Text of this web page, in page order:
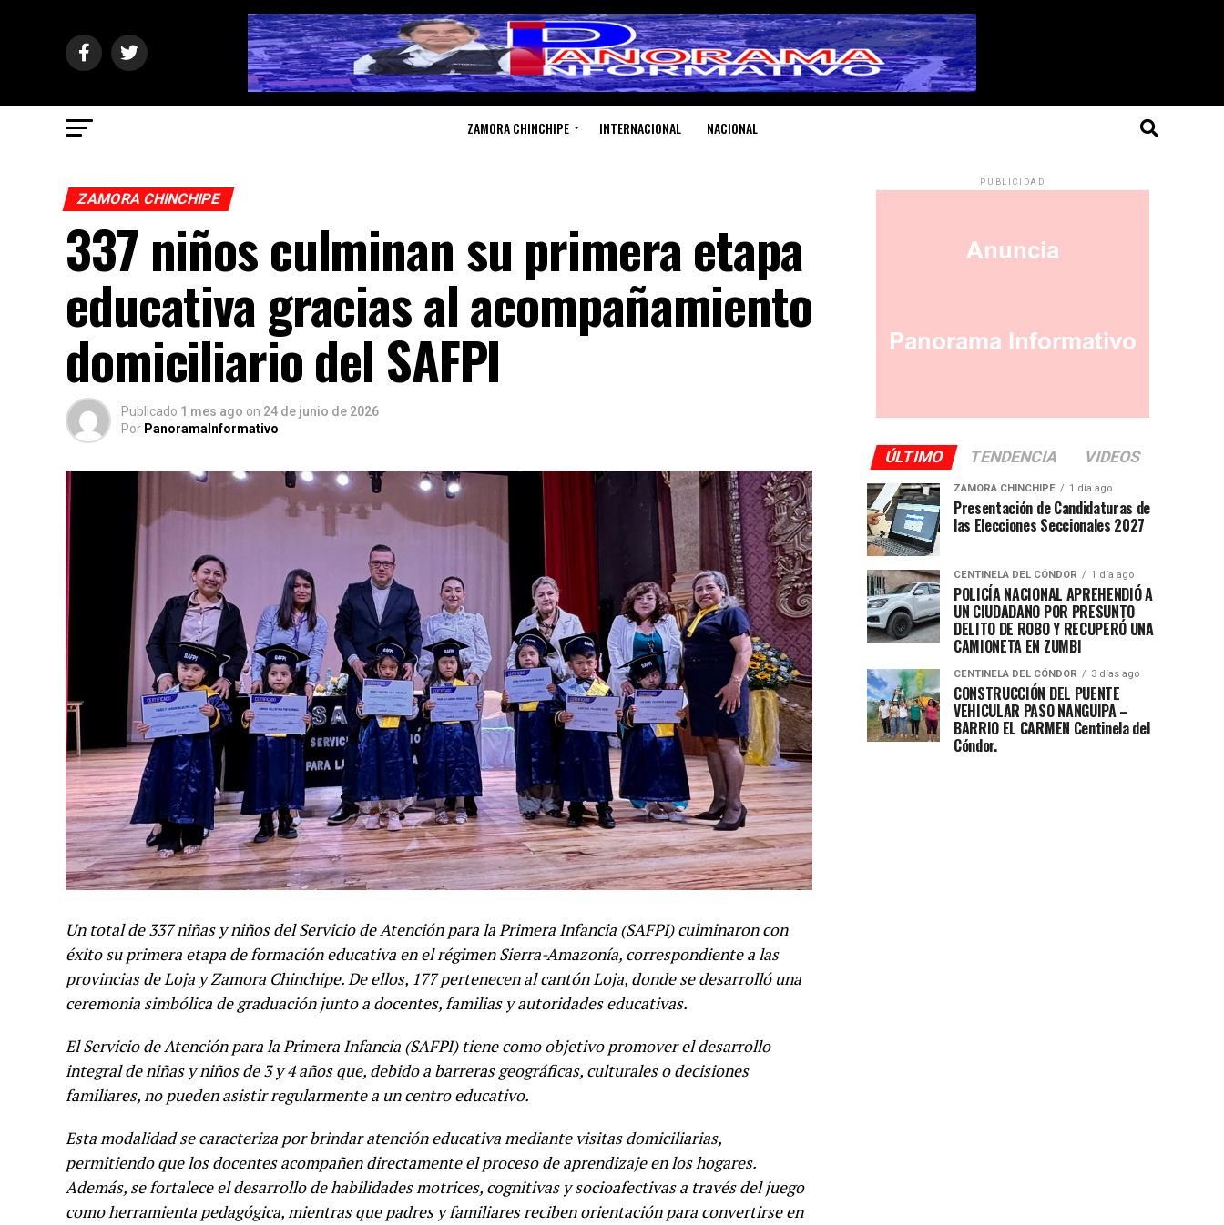
ZAMORA CHINCHIPE INTERNACIONAL NACIONAL
ZAMORA CHINCHIPE
337 niños culminan su primera etapa
educativa gracias al acompañamiento
domiciliario del SAFPI
Publicado 1 mes ago on 24 de junio de 2026
Por PanoramaInformativo
Un total de 337 niñas y niños del Servicio de Atención para la Primera Infancia (SAFPI) culminaron con
éxito su primera etapa de formación educativa en el régimen Sierra-Amazonía, correspondiente a las
provincias de Loja y Zamora Chinchipe. De ellos, 177 pertenecen al cantón Loja, donde se desarrolló una
ceremonia simbólica de graduación junto a docentes, familias y autoridades educativas.
El Servicio de Atención para la Primera Infancia (SAFPI) tiene como objetivo promover el desarrollo
integral de niñas y niños de 3 y 4 años que, debido a barreras geográficas, culturales o decisiones
familiares, no pueden asistir regularmente a un centro educativo.
Esta modalidad se caracteriza por brindar atención educativa mediante visitas domiciliarias,
permitiendo que los docentes acompañen directamente el proceso de aprendizaje en los hogares.
Además, se fortalece el desarrollo de habilidades motrices, cognitivas y socioafectivas a través del juego
como herramienta pedagógica, mientras que padres y familiares reciben orientación para convertirse en
PUBLICIDAD
ÚLTIMO TENDENCIA VIDEOS
ZAMORA CHINCHIPE 1 día ago
Presentación de Candidaturas de
las Elecciones Seccionales 2027
CENTINELA DEL CÓNDOR 1 día ago
POLICÍA NACIONAL APREHENDIÓ A
UN CIUDADANO POR PRESUNTO
DELITO DE ROBO Y RECUPERÓ UNA
CAMIONETA EN ZUMBI
CENTINELA DEL CÓNDOR 3 días ago
CONSTRUCCIÓN DEL PUENTE
VEHICULAR PASO NANGUIPA –
BARRIO EL CARMEN Centinela del
Cóndor.